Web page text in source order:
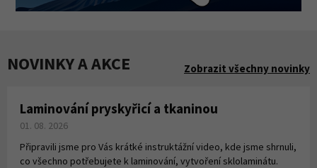
NOVINKY A AKCE Zobrazit všechny novinky
Laminování pryskyřicí a tkaninou
01. 08. 2026
Připravili jsme pro Vás krátké instruktážní video, kde jsme shrnuli,
co všechno potřebujete k laminování, vytvoření sklolaminátu.